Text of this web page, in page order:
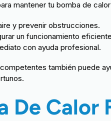
mantener tu bomba de
y prevenir obstrucciones.
un funcionamiento
con ayuda profesional.
también puede
De Calor